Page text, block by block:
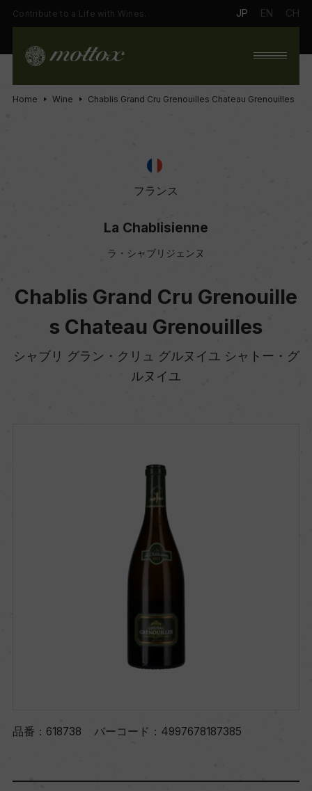
Contribute to a Life with Wines. JP EN CH
Home Wine Chablis Grand Cru Grenouilles Chateau Grenouilles
フランス
La Chablisienne
ラ・シャブリジェンヌ
Chablis Grand Cru Grenouille
s Chateau Grenouilles
シャブリ グラン・クリュ グルヌイユ シャトー・グ
ルヌイユ
品番： 618738 バーコード： 4997678187385